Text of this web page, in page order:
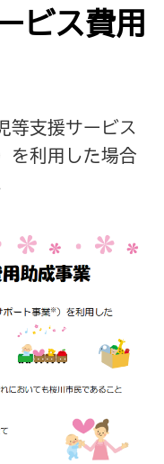
ビス費用
等支援サービス
を利用した場合